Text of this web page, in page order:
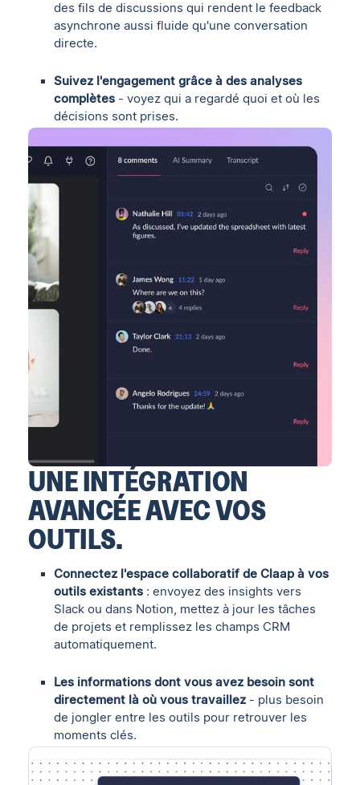
des fils de discussions qui rendent le feedback
asynchrone aussi fluide qu'une conversation
directe.
Suivez l'engagement grâce à des analyses
complètes - voyez qui a regardé quoi et où les
décisions sont prises.
UNE INTÉGRATION
AVANCÉE AVEC VOS
OUTILS.
Connectez l'espace collaboratif de Claap à vos
outils existants : envoyez des insights vers
Slack ou dans Notion, mettez à jour les tâches
de projets et remplissez les champs CRM
automatiquement.
Les informations dont vous avez besoin sont
directement là où vous travaillez - plus besoin
de jongler entre les outils pour retrouver les
moments clés.